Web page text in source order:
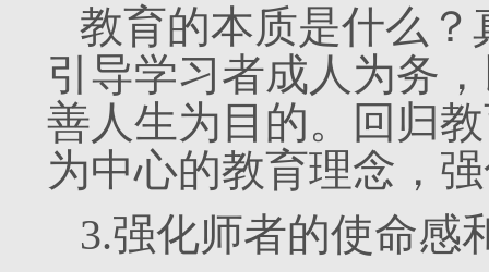
教育的本质是什么
引导学习者成人为务
善人生为目的。回归
为中心的教育理念，
3.强化师者的使命感